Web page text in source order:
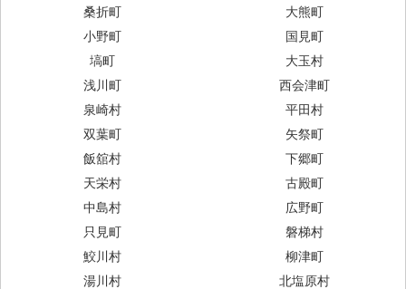
桑折町
大熊町
小野町
国見町
塙町
大玉村
浅川町
西会津町
泉崎村
平田村
双葉町
矢祭町
飯舘村
下郷町
天栄村
古殿町
中島村
広野町
只見町
磐梯村
鮫川村
柳津町
湯川村
北塩原村